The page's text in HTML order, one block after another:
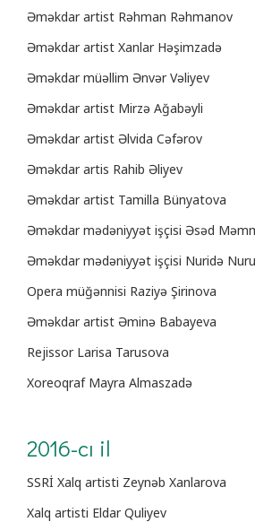
Əməkdar artist Rəhman Rəhmanov
Əməkdar artist Xanlar Həşimzadə
Əməkdar müəllim Ənvər Vəliyev
Əməkdar artist Mirzə Ağabəyli
Əməkdar artist Əlvida Cəfərov
Əməkdar artis Rahib Əliyev
Əməkdar artist Tamilla Bünyatova
Əməkdar mədəniyyət işçisi Əsəd
Əməkdar mədəniyyət işçisi Nuridə
Opera müğənnisi Raziyə Şirinova
Əməkdar artist Əminə Babayeva
Rejissor Larisa Tarusova
Xoreoqraf Mayra Almaszadə
2016-cı il
SSRİ Xalq artisti Zeynəb Xanlarova
Xalq artisti Eldar Quliyev